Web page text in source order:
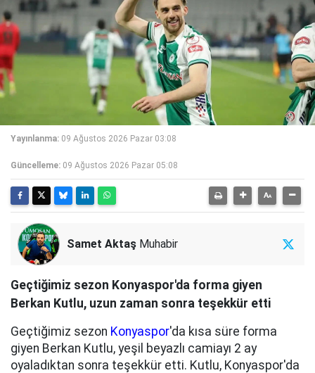
Yayınlanma: 09 Ağustos 2026 Pazar 03:08
Güncelleme: 09 Ağustos 2026 Pazar 05:08
Samet Aktaş Muhabir
Geçtiğimiz sezon Konyaspor'da forma giyen
Berkan Kutlu, uzun zaman sonra teşekkür etti
Geçtiğimiz sezon Konyaspor'da kısa süre forma
giyen Berkan Kutlu, yeşil beyazlı camiayı 2 ay
oyaladıktan sonra teşekkür etti. Kutlu, Konyaspor'da